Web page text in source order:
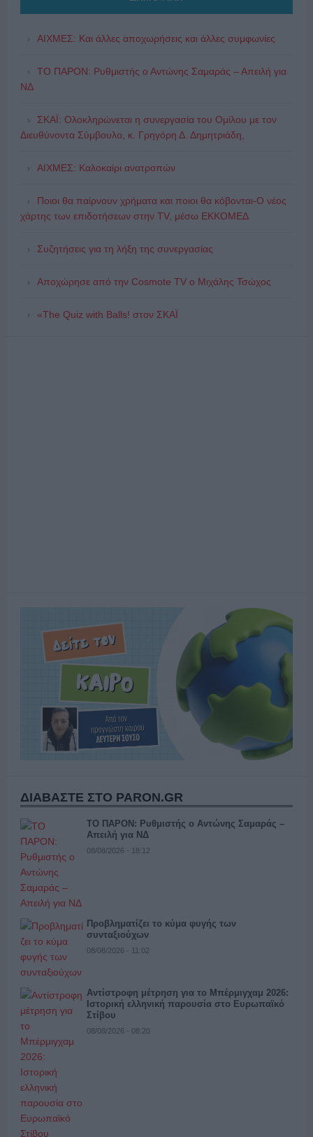
ΑΙΧΜΕΣ: Και άλλες αποχωρήσεις και άλλες συμφωνίες
ΤΟ ΠΑΡΟΝ: Ρυθμιστής ο Αντώνης Σαμαράς – Απειλή για
ΝΔ
ΣΚΑΪ: Ολοκληρώνεται η συνεργασία του Ομίλου με τον
Διευθύνοντα Σύμβουλο, κ. Γρηγόρη Δ. Δημητριάδη,
ΑΙΧΜΕΣ: Καλοκαίρι ανατροπών
Ποιοι θα παίρνουν χρήματα και ποιοι θα κόβονται-Ο νέος
χάρτης των επιδοτήσεων στην TV, μέσω ΕΚΚΟΜΕΔ
Συζητήσεις για τη λήξη της συνεργασίας
Αποχώρησε από την Cosmote TV o Μιχάλης Τσώχος
«The Quiz with Balls! στον ΣΚΑΪ
ΔΙΑΒΑΣΤΕ ΣΤΟ PARON.GR
ΤΟ ΠΑΡΟΝ: Ρυθμιστής ο Αντώνης Σαμαράς –
Απειλή για ΝΔ
08/08/2026 - 18:12
Προβληματίζει το κύμα φυγής των
συνταξιούχων
08/08/2026 - 11:02
Αντίστροφη μέτρηση για το Μπέρμιγχαμ 2026:
Ιστορική ελληνική παρουσία στο Ευρωπαϊκό
Στίβου
08/08/2026 - 08:20